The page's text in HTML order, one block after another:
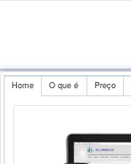
Home O que é Preço